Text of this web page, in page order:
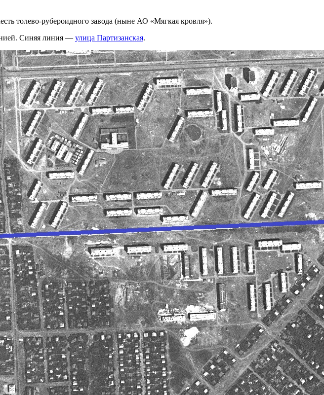
толево-рубероидного завода (ныне АО «Мягкая кровля»).
Синяя линия — улица Партизанская.